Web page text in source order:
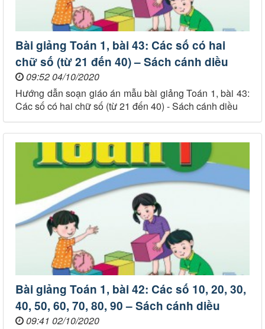
Bài giảng Toán 1, bài 43: Các số có hai
chữ số (từ 21 đến 40) – Sách cánh diều
09:52 04/10/2020
Hướng dẫn soạn giáo án mẫu bài giảng Toán 1, bài 43:
Các số có hai chữ số (từ 21 đến 40) - Sách cánh diều
Bài giảng Toán 1, bài 42: Các số 10, 20, 30,
40, 50, 60, 70, 80, 90 – Sách cánh diều
09:41 02/10/2020